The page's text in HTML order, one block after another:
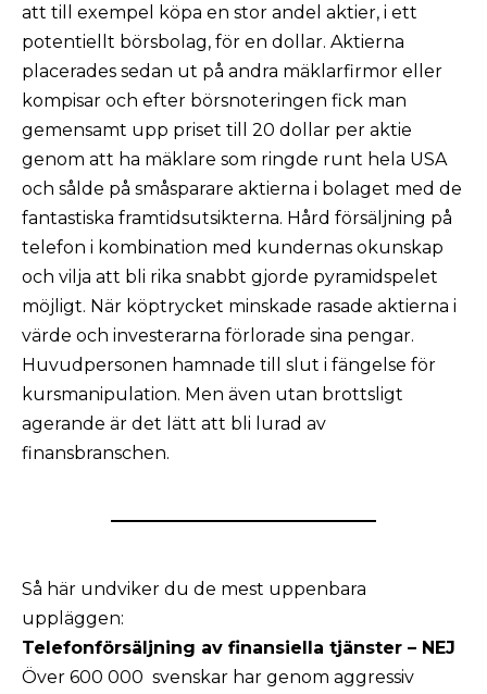
att till exempel köpa en stor andel aktier, i ett
potentiellt börsbolag, för en dollar. Aktierna
placerades sedan ut på andra mäklarfirmor eller
kompisar och efter börsnoteringen fick man
gemensamt upp priset till 20 dollar per aktie
genom att ha mäklare som ringde runt hela USA
och sålde på småsparare aktierna i bolaget med de
fantastiska framtidsutsikterna. Hård försäljning på
telefon i kombination med kundernas okunskap
och vilja att bli rika snabbt gjorde pyramidspelet
möjligt. När köptrycket minskade rasade aktierna i
värde och investerarna förlorade sina pengar.
Huvudpersonen hamnade till slut i fängelse för
kursmanipulation. Men även utan brottsligt
agerande är det lätt att bli lurad av
finansbranschen.
Så här undviker du de mest uppenbara
uppläggen:
Telefonförsäljning av finansiella tjänster – NEJ
Över 600 000 svenskar har genom aggressiv